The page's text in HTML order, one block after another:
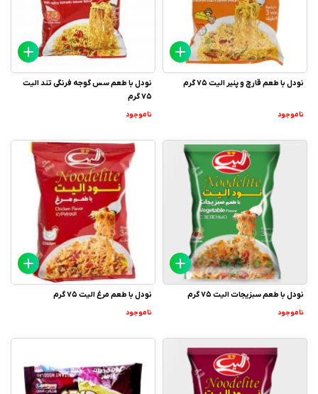
نودل با طعم قارچ و پنیر الیت 75 گرم
ناموجود
نودل با طعم سس گوجه فرنگی تند الیت
75 گرم
ناموجود
نودل با طعم سبزیجات الیت 75 گرم
ناموجود
نودل با طعم مرغ الیت 75 گرم
ناموجود